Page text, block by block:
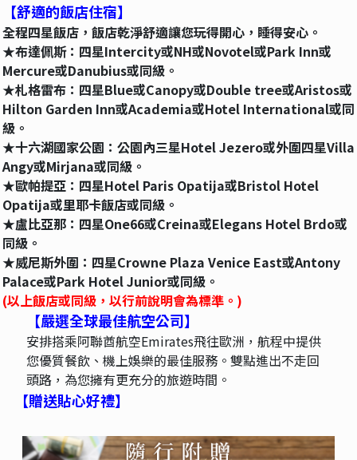
【舒適的飯店住宿】
全程四星飯店，飯店乾淨舒適讓您玩得開心，睡得安心。
★布達佩斯：四星Intercity或NH或Novotel或Park Inn或
Mercure或Danubius或同級。
★札格雷布：四星Blue或Canopy或Double tree或Aristos或
Hilton Garden Inn或Academia或Hotel International或同
級。
★十六湖國家公園：公園內三星Hotel Jezero或外圍四星Villa
Angy或Mirjana或同級。
★歐帕提亞：四星Hotel Paris Opatija或Bristol Hotel
Opatija或里耶卡飯店或同級。
★盧比亞那：四星One66或Creina或Elegans Hotel Brdo或
同級。
★威尼斯外圍：四星Crowne Plaza Venice East或Antony
Palace或Park Hotel Junior或同級。
(以上飯店或同級，以行前說明會為標準。)
【嚴選全球最佳航空公司】
安排搭乘阿聯酋航空Emirates飛往歐洲，航程中提供
您優質餐飲、機上娛樂的最佳服務。雙點進出不走回
頭路，為您擁有更充分的旅遊時間。
【贈送貼心好禮】